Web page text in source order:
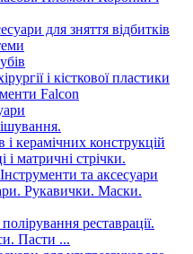
для зняття відбитків
і кісткової пластики
Falcon
і керамічних конструкцій
матричні стрічки.
та аксесуари
Рукавички. Маски.
реставрації.
Пасти ...